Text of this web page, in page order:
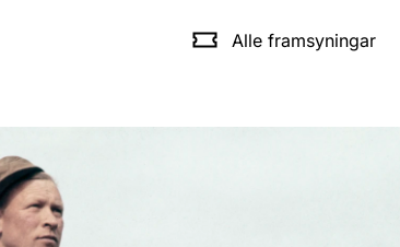
Alle framsyningar